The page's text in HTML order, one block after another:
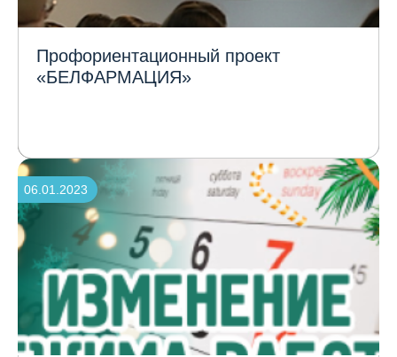
Профориентационный проект
«БЕЛФАРМАЦИЯ»
06.01.2023